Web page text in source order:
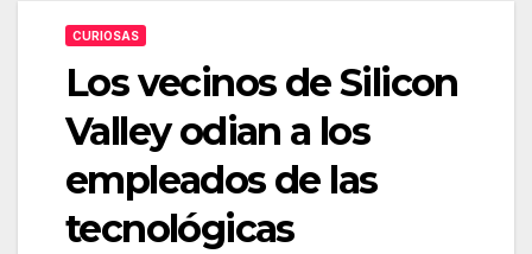
CURIOSAS
Los vecinos de Silicon
Valley odian a los
empleados de las
tecnológicas